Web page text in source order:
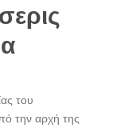
του
την αρχή της